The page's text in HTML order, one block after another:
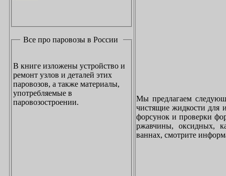
Все про паровозы в России
В книге изложены устройство и
ремонт узлов и деталей этих
паровозов, а также материалы,
употребляемые в
паровозостроении.
Мы предлагаем
чистящие жидкости для
форсунок и проверки
ржавчины, оксидных,
ваннах, смотрите